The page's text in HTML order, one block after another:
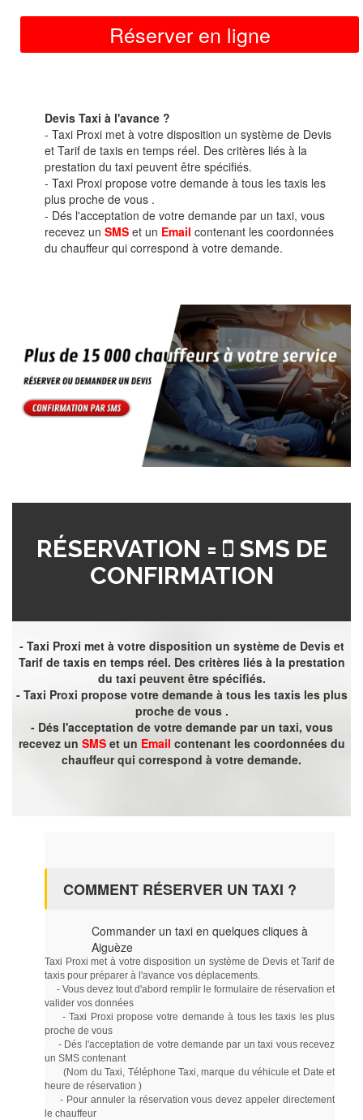
Réserver en ligne
Devis Taxi à l'avance ?
- Taxi Proxi met à votre disposition un système de Devis
et Tarif de taxis en temps réel. Des critères liés à la
prestation du taxi peuvent être spécifiés.
- Taxi Proxi propose votre demande à tous les taxis les
plus proche de vous .
- Dés l'acceptation de votre demande par un taxi, vous
recevez un SMS et un Email contenant les coordonnées
du chauffeur qui correspond à votre demande.
RÉSERVATION =
SMS DE
CONFIRMATION
- Taxi Proxi met à votre disposition un système de Devis et
Tarif de taxis en temps réel. Des critères liés à la prestation
du taxi peuvent être spécifiés.
- Taxi Proxi propose votre demande à tous les taxis les plus
proche de vous .
- Dés l'acceptation de votre demande par un taxi, vous
recevez un SMSet un Email contenant les coordonnées du
chauffeur qui correspond à votre demande.
COMMENT RÉSERVER UN TAXI ?
Commander un taxi en quelques cliques à
Aiguèze
Taxi Proxi met à votre disposition un système de Devis et Tarif de
taxis pour préparer à l'avance vos déplacements.
- Vous devez tout d'abord remplir le formulaire de réservation et
valider vos données
- Taxi Proxi propose votre demande à tous les taxis les plus
proche de vous
- Dés l'acceptation de votre demande par un taxi vous recevez
un SMS contenant
(Nom du Taxi, Téléphone Taxi, marque du véhicule et Date et
heure de réservation )
- Pour annuler la réservation vous devez appeler directement
le chauffeur